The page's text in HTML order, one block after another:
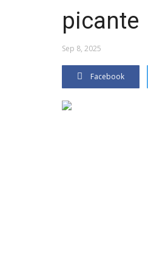
picante
Sep 8, 2025
Facebook